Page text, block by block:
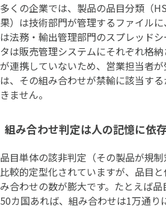
多くの企業では、製品の品目分類（
果）は技術部門が管理するファイル
は法務・輸出管理部門のスプレッド
タは販売管理システムにそれぞれ格
が連携していないため、営業担当者
は、その組み合わせが禁輸に該当す
きません。
組み合わせ判定は人の記憶に依
品目単体の該非判定（その製品が規
比較的定型化されていますが、品目
み合わせの数が膨大です。たとえば
50カ国あれば、組み合わせは1万通り